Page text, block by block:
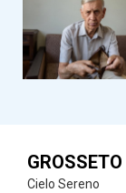
GROSSETO
Cielo Sereno